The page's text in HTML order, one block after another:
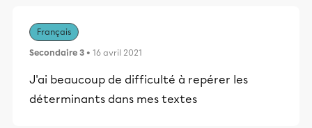
Français
Secondaire 3 • 16 avril 2021
J'ai beaucoup de difficulté à repérer les
déterminants dans mes textes